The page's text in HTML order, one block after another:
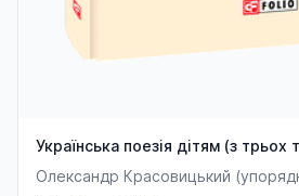
Українська поезія дітям (з трьох
Олександр Красовицький